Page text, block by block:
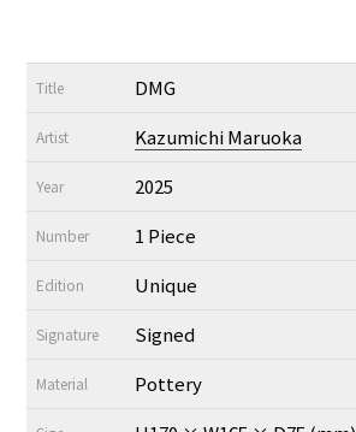
Title DMG
Artist Kazumichi Maruoka
Year 2025
Number 1 Piece
Edition Unique
Signature Signed
Material Pottery